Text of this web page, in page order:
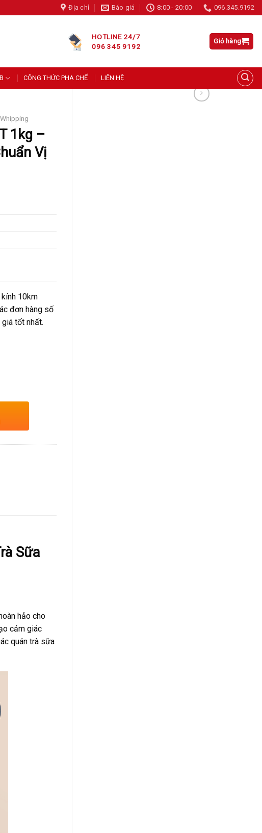
Địa chỉ Báo giá 8:00 - 20:00 096.345.9192
HOTLINE 24/7
096 345 9192
Giỏ hàng
CÔNG THỨC PHA CHẾ LIÊN HỆ
1kg –
Vị
10km
đơn hàng số
tốt nhất.
Sữa
hảo cho
cảm giác
quán trà sữa
Siro Đào Casablanca 750ml
About 5 hours ago